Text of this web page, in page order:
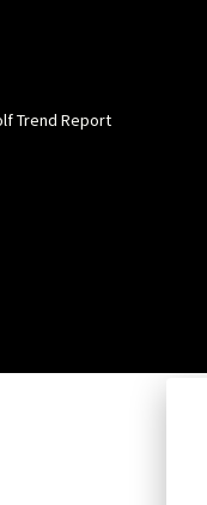
Trend Report